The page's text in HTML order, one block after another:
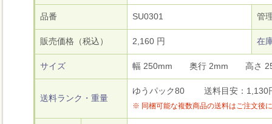
品番 SU0301 管
販売価格（税込） 2,160 円 在
サイズ 幅 250mm 奥行 2mm 高さ
送料ランク・重量
ゆうパック80 送料目安：1,130
※ 同梱可能な複数商品の送料はご注文後